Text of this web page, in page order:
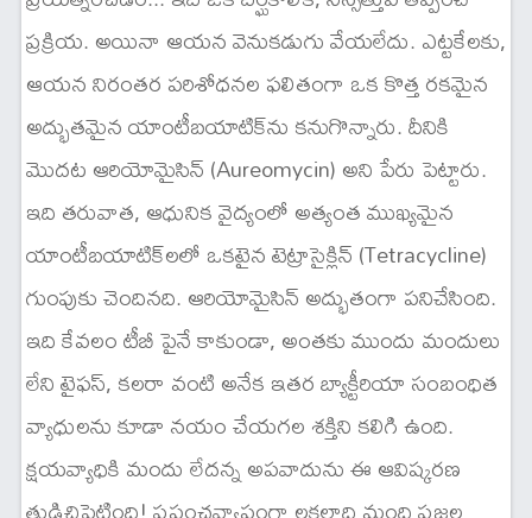
ప్రక్రియ. అయినా ఆయన వెనుకడుగు వేయలేదు. ఎట్టకేలకు,
ఆయన నిరంతర పరిశోధనల ఫలితంగా ఒక కొత్త రకమైన
అద్భుతమైన యాంటీబయాటిక్‌ను కనుగొన్నారు. దీనికి
మొదట ఆరియోమైసిన్ (Aureomycin) అని పేరు పెట్టారు.
ఇది తరువాత, ఆధునిక వైద్యంలో అత్యంత ముఖ్యమైన
యాంటీబయాటిక్‌లలో ఒకటైన టెట్రాసైక్లిన్ (Tetracycline)
గుంపుకు చెందినది. ఆరియోమైసిన్ అద్భుతంగా పనిచేసింది.
ఇది కేవలం టీబీ పైనే కాకుండా, అంతకు ముందు మందులు
లేని టైఫస్, కలరా వంటి అనేక ఇతర బ్యాక్టీరియా సంబంధిత
వ్యాధులను కూడా నయం చేయగల శక్తిని కలిగి ఉంది.
క్షయవ్యాధికి మందు లేదన్న అపవాదును ఈ ఆవిష్కరణ